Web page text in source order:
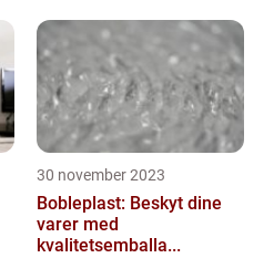
30 november 2023
Bobleplast: Beskyt dine
varer med
kvalitetsemballa...